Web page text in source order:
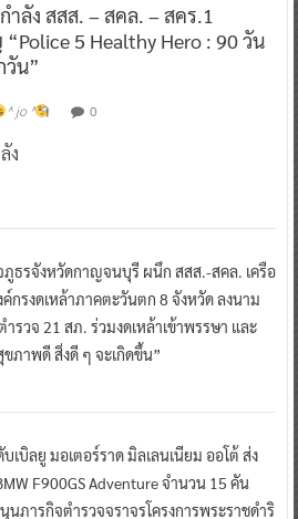
ลัง สสส. – สคล. – สคร.1
5 Healthy Hero : 90 วัน
น”
^ jo ^ 0
ง
ภูธรจังหวัดกาญจนบุรี ผนึก สสส.-สคล. เครือ
ค์กรงดเหล้าภาคตะวันตก 8 จังหวัด ลงนาม
ำรวจ 21 สภ. ร่วมงดเหล้าเข้าพรรษา และ
ภาพดี สิ่งดี ๆ จะเกิดขึ้น”
เบิลยู มอเตอร์ราด มิลเลนเนียม ออโต้ ส่ง
F900GS Adventure จำนวน 15 คัน
นภารกิจตำรวจจราจรโครงการพระราชดำริ